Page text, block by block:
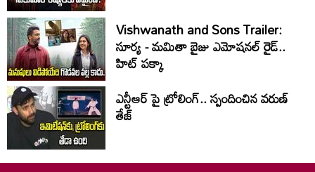
Vishwanath and Sons Trailer:
సూర్య - మమితా బైజు ఎమోషనల్ రైడ్..
హిట్ పక్కా
ఎన్టీఆర్ పై ట్రోలింగ్.. స్పందించిన వరుణ్
తేజ్